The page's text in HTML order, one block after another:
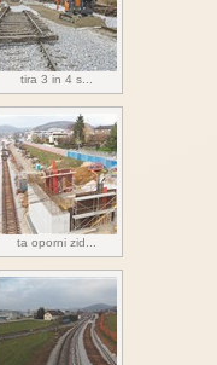
tira 3 in 4 s...
ta oporni zid...